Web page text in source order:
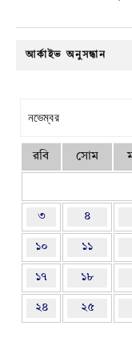
আর্কাইভ অনুসন্ধান
রবি সোম
৩ ৪
১০ ১১
১৭ ১৮
২৪ ২৫